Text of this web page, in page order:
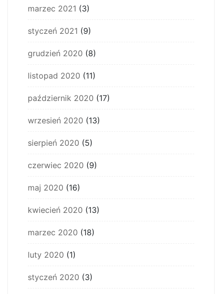
marzec 2021 (3)
styczeń 2021 (9)
grudzień 2020 (8)
listopad 2020 (11)
październik 2020 (17)
wrzesień 2020 (13)
sierpień 2020 (5)
czerwiec 2020 (9)
maj 2020 (16)
kwiecień 2020 (13)
marzec 2020 (18)
luty 2020 (1)
styczeń 2020 (3)